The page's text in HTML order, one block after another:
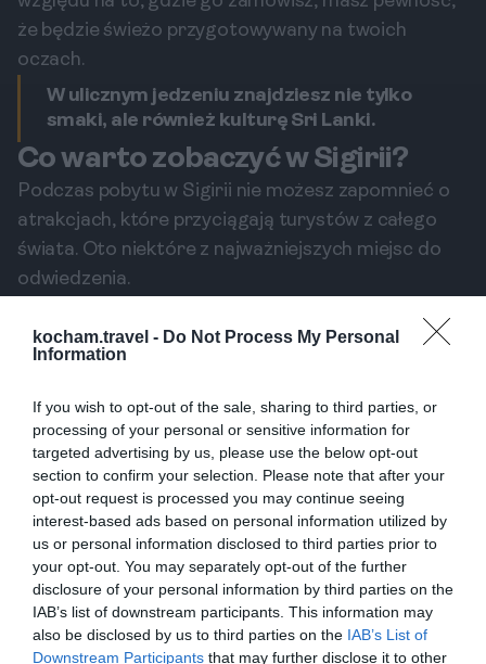
kocham.travel - Do Not Process My Personal
Information
If you wish to opt-out of the sale, sharing to third parties, or
processing of your personal or sensitive information for
targeted advertising by us, please use the below opt-out
section to confirm your selection. Please note that after your
opt-out request is processed you may continue seeing
interest-based ads based on personal information utilized by
us or personal information disclosed to third parties prior to
your opt-out. You may separately opt-out of the further
disclosure of your personal information by third parties on the
IAB’s list of downstream participants. This information may
also be disclosed by us to third parties on the IAB’s List of
Downstream Participants that may further disclose it to other
że będzie świeżo przygotowywany na twoich
oczach.
W ulicznym jedzeniu znajdziesz nie tylko
smaki, ale również kulturę Sri Lanki.
Co warto zobaczyć w Sigirii?
Podczas pobytu w Sigirii nie możesz zapomnieć o
atrakcjach, które przyciągają turystów z całego
świata. Oto niektóre z najważniejszych miejsc do
odwiedzenia.
Pidurangula Rock oferuje zapierające dech w
piersiach widoki, które porównywalne są do
wejście. Wspinaczka na szczyt trwa około 30 minut,
a najlepsze widoki można podziwiać o wschodzie
lub zachodzie słońca. Jest to idealne miejsce, aby
uwiecznić niesamowite momenty w twoim albumie
zdjęciowym.
Historyczne miejsca
Sigiriya to także miejsce bogate w historię. Warto
zwiedzić pozostałości starożytnych fortec, a także